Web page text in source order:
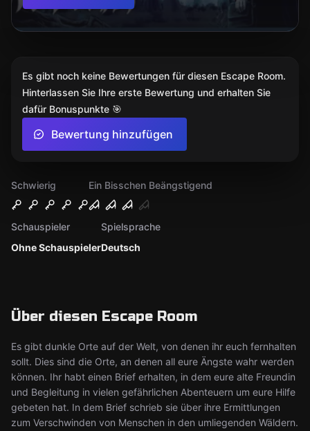
Schwierig Ein Bisschen Beängstigend
Ohne Schauspieler
Schauspieler
Deutsch
Spielsprache
Über diesen Escape Room
Es gibt dunkle Orte auf der Welt, von denen ihr euch fernhalten
sollt. Dies sind die Orte, an denen all eure Ängste wahr werden
können. Ihr habt einen Brief erhalten, in dem eure alte Freundin
und Begleitung in vielen gefährlichen Abenteuern um eure Hilfe
gebeten hat. In dem Brief schrieb sie über ihre Ermittlungen
zum Verschwinden von Menschen in den umliegenden Wäldern.
Es gibt noch keine Bewertungen für diesen Escape Room.
Hinterlassen Sie Ihre erste Bewertung und erhalten Sie
dafür Bonuspunkte 🎯
Bewertung hinzufügen